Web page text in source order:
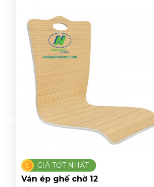
GIÁ TỐT NHẤT
Ván ép ghế chờ 13